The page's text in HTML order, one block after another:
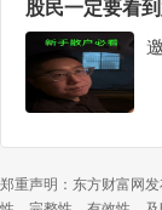
股民一定要看
郑重声明：东方财富网